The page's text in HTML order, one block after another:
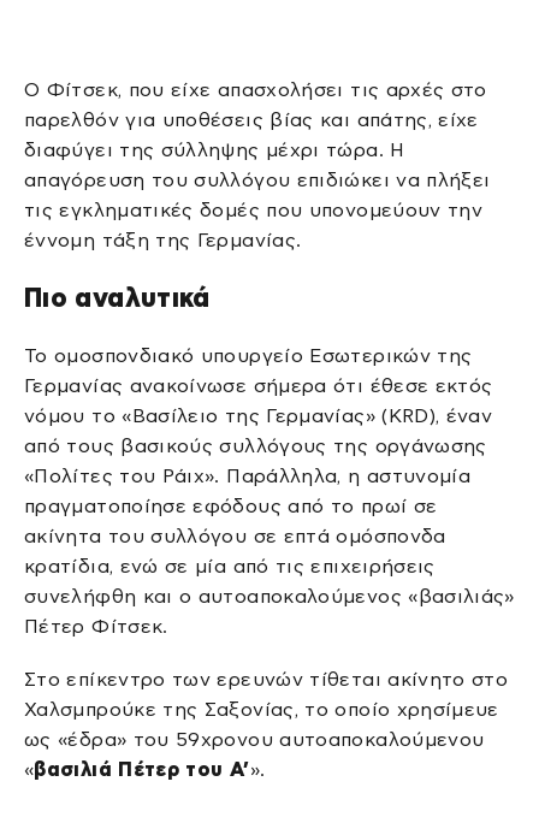
Ο Φίτσεκ, που είχε απασχολήσει τις αρχές στο
παρελθόν για υποθέσεις βίας και απάτης, είχε
διαφύγει της σύλληψης μέχρι τώρα. Η
απαγόρευση του συλλόγου επιδιώκει να πλήξει
τις εγκληματικές δομές που υπονομεύουν την
έννομη τάξη της Γερμανίας.
Πιο αναλυτικά
Το ομοσπονδιακό υπουργείο Εσωτερικών της
Γερμανίας ανακοίνωσε σήμερα ότι έθεσε εκτός
νόμου το «Βασίλειο της Γερμανίας» (KRD), έναν
από τους βασικούς συλλόγους της οργάνωσης
«Πολίτες του Ράιχ». Παράλληλα, η αστυνομία
πραγματοποίησε εφόδους από το πρωί σε
ακίνητα του συλλόγου σε επτά ομόσπονδα
κρατίδια, ενώ σε μία από τις επιχειρήσεις
συνελήφθη και ο αυτοαποκαλούμενος «βασιλιάς»
Πέτερ Φίτσεκ.
Στο επίκεντρο των ερευνών τίθεται ακίνητο στο
Χαλσμπρούκε της Σαξονίας, το οποίο χρησίμευε
ως «έδρα» του 59χρονου αυτοαποκαλούμενου
«βασιλιά Πέτερ του Α’».